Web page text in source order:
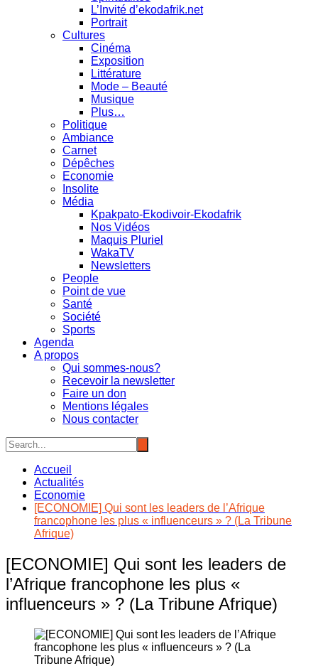
L’Invité d’ekodafrik.net
Portrait
Cultures
Cinéma
Exposition
Littérature
Mode – Beauté
Musique
Plus…
Politique
Ambiance
Carnet
Dépêches
Economie
Insolite
Média
Kpakpato-Ekodivoir-Ekodafrik
Nos Vidéos
Maquis Pluriel
WakaTV
Newsletters
People
Point de vue
Santé
Société
Sports
Agenda
A propos
Qui sommes-nous?
Recevoir la newsletter
Faire un don
Mentions légales
Nous contacter
Accueil
Actualités
Economie
[ECONOMIE] Qui sont les leaders de l’Afrique
francophone les plus « influenceurs » ? (La Tribune
Afrique)
[ECONOMIE] Qui sont les leaders de
l’Afrique francophone les plus «
influenceurs » ? (La Tribune Afrique)